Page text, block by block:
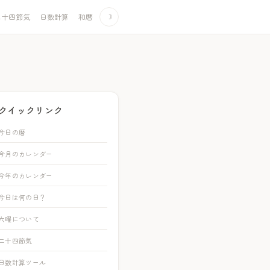
四節気 日数計算 和暦 ☽
クイックリンク
日の暦
月のカレンダー
年のカレンダー
日は何の日？
曜について
十四節気
日数計算ツール